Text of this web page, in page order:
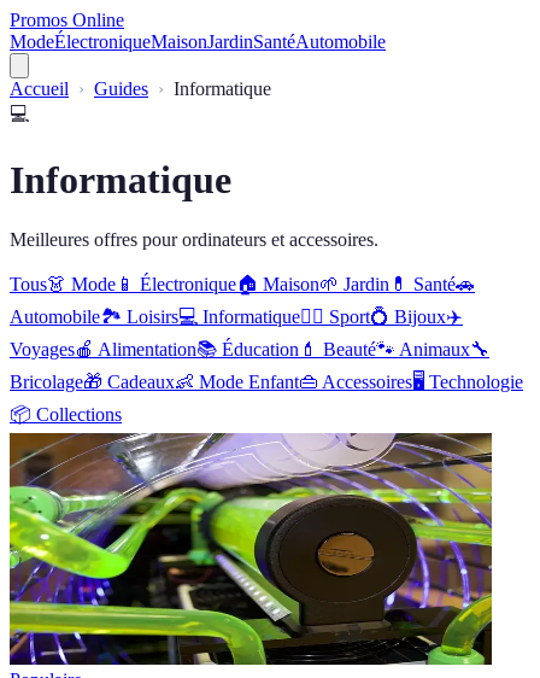
Promos Online
ModeÉlectroniqueMaisonJardinSantéAutomobile
Accueil Guides
Informatique
💻
Informatique
Meilleures offres pour ordinateurs et accessoires.
Tous👗 Mode 📱 Électronique🏠 Maison🌱 Jardin 💊 Santé🚗
Automobile🏞️ Loisirs💻 Informatique🏋️‍♂️ Sport💍 Bijoux✈️
Voyages🍎 Alimentation📚 Éducation 💄 Beauté🐾 Animaux🔧
Bricolage🎁 Cadeaux👶 Mode Enfant👜 Accessoires🖥️ Technologie
📦 Collections